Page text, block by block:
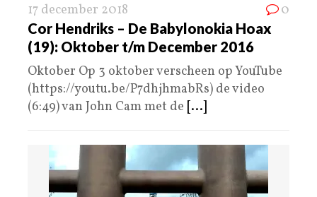
17 december 2018 0
Cor Hendriks – De Babylonokia Hoax
(19): Oktober t/m December 2016
Oktober Op 3 oktober verscheen op YouTube
(https://youtu.be/P7dhjhmabRs) de video
(6:49) van John Cam met de [...]